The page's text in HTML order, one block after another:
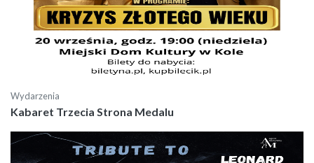
Wydarzenia
Kabaret Trzecia Strona Medalu